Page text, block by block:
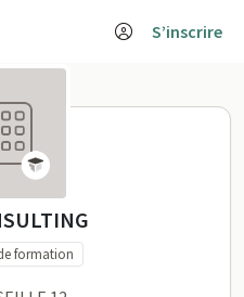
S’inscrire
sur
formation